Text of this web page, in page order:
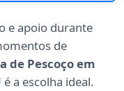
e apoio durante
de
de Pescoço em
é a escolha ideal.